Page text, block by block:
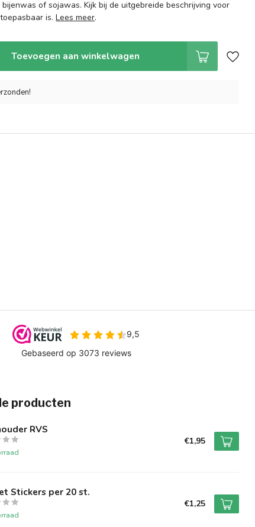
of sojawas. Kijk bij de uitgebreide beschrijving voor
is.Lees meer.
Toevoegen aan winkelwagen
producten
RVS
€1,95
Stickers per 20 st.
€1,25